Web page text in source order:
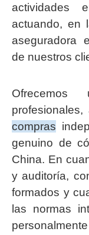
actividades
actuando, en
aseguradora
de nuestros
compras
genuino de
China. En
y auditoría,
formados y
las normas